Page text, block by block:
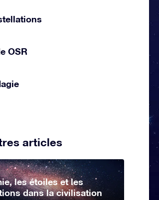
OSR
articles
les étoiles et les
dans la civilisation